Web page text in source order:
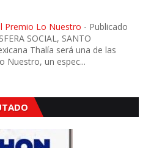
Premio Lo Nuestro - Publicado
SOCIAL, SANTO
Thalía será una de las
Nuestro, un espec...